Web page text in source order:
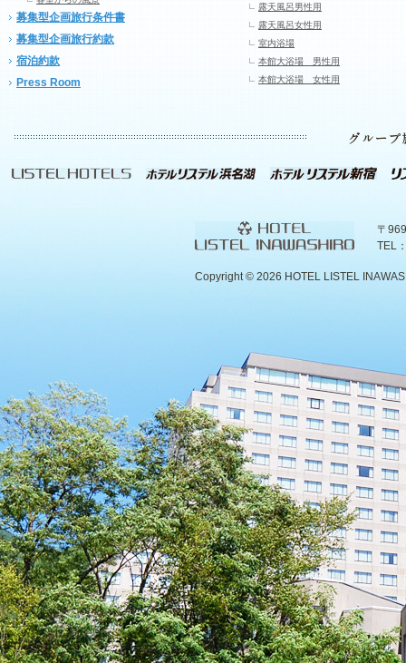
募集型企画旅行条件書
募集型企画旅行約款
宿泊約款
Press Room
露天風呂男性用
露天風呂女性用
室内浴場
本館大浴場 男性用
本館大浴場 女性用
〒
TEL
Copyright © 2026 HOTEL LISTEL